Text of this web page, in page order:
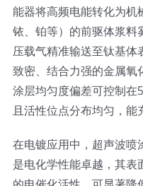
能器将高频电能转化为机
铱、铂等）的前驱体浆料
压载气精准输送至钛基体
致密、结合力强的金属氧
涂层均匀度偏差可控制在
且活性位点分布均匀，能
在电镀应用中，超声波喷
是电化学性能卓越，其